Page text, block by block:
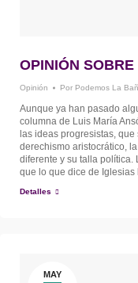
OPINIÓN
Opinión Por Podemos La
Aunque ya han pasado
columna de Luis María
las ideas progresistas,
derechismo aristocrático,
diferente y su talla
que lo que dice de
Detalles
MAY